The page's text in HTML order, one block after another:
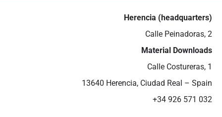
Herencia (headquarters)
Calle Peinadoras, 2
Material Downloads
Calle Costureras, 1
13640 Herencia, Ciudad Real – Spain
+34 926 571 032